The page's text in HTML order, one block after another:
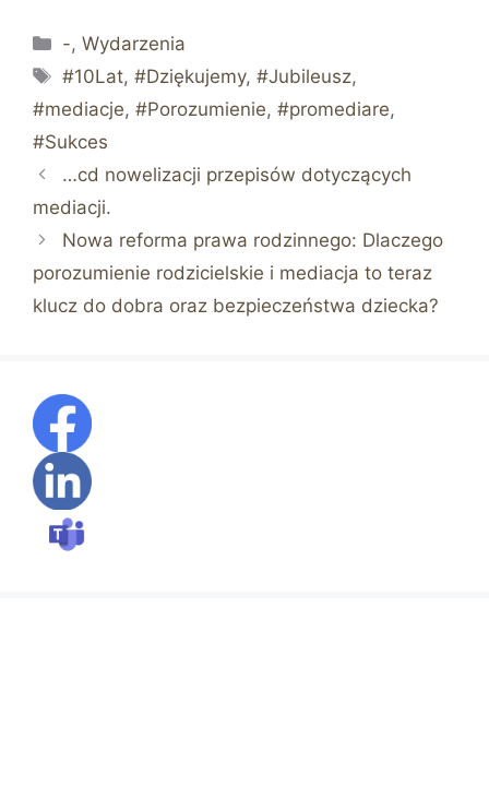
Kategorie
-,Wydarzenia
Tagi
#10Lat,#Dziękujemy,#Jubileusz,
#mediacje, #Porozumienie, #promediare,
#Sukces
…cd nowelizacji przepisów dotyczących
mediacji.
Nowa reforma prawa rodzinnego: Dlaczego
porozumienie rodzicielskie i mediacja to teraz
klucz do dobra oraz bezpieczeństwa dziecka?